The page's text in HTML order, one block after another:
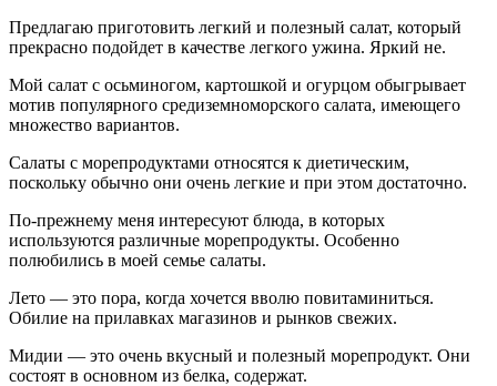
Предлагаю приготовить легкий и полезный салат, который
прекрасно подойдет в качестве легкого ужина. Яркий не.
Мой салат с осьминогом, картошкой и огурцом обыгрывает
мотив популярного средиземноморского салата, имеющего
множество вариантов.
Салаты с морепродуктами относятся к диетическим,
поскольку обычно они очень легкие и при этом достаточно.
По-прежнему меня интересуют блюда, в которых
используются различные морепродукты. Особенно
полюбились в моей семье салаты.
Лето — это пора, когда хочется вволю повитаминиться.
Обилие на прилавках магазинов и рынков свежих.
Мидии — это очень вкусный и полезный морепродукт. Они
состоят в основном из белка, содержат.